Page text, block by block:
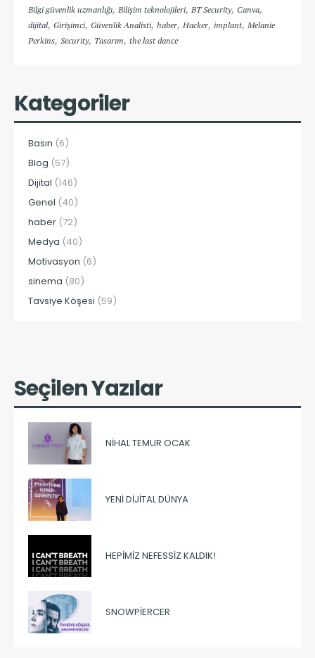
Bilgi güvenlik uzmanlığı, Bilişim teknolojileri, BT Security, Canva,
dijital, Girişimci, Güvenlik Analisti, haber, Hacker, implant, Melanie
Perkins, Security, Tasarım, the last dance
Kategoriler
Basın (6)
Blog (57)
Dijital (146)
Genel (40)
haber (72)
Medya (40)
Motivasyon (6)
sinema (80)
Tavsiye Köşesi (59)
Seçilen Yazılar
NIHAL TEMUR OCAK
YENI DIJITAL DÜNYA
HEPIMIZ NEFESSIZ KALDIK!
SNOWPIERCER